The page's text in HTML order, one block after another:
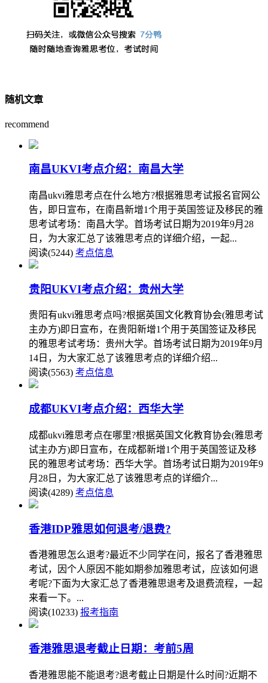
随机文章
recommend
南昌UKVI考点介绍：南昌大学
南昌ukvi雅思考点在什么地方?根据雅思考试报名官网公
告，即日宣布，在南昌新增1个用于英国签证及移民的雅
思考试考场：南昌大学。首场考试日期为2019年9月28
日，为大家汇总了该雅思考点的详细介绍，一起...
阅读(5244) 考点信息
贵阳UKVI考点介绍：贵州大学
贵阳有ukvi雅思考点吗?根据英国文化教育协会(雅思考试
主办方)即日宣布，在贵阳新增1个用于英国签证及移民
的雅思考试考场：贵州大学。首场考试日期为2019年9月
14日，为大家汇总了该雅思考点的详细介绍...
阅读(5563) 考点信息
成都UKVI考点介绍：西华大学
成都ukvi雅思考点在哪里?根据英国文化教育协会(雅思考
试主办方)即日宣布，在成都新增1个用于英国签证及移
民的雅思考试考场：西华大学。首场考试日期为2019年9
月28日，为大家汇总了该雅思考点的详细介...
阅读(4289) 考点信息
香港IDP雅思如何退考/退费?
香港雅思怎么退考?最近不少同学在问，报名了香港雅思
考试，因个人原因不能如期参加雅思考试，应该如何退
考呢?下面为大家汇总了香港雅思退考及退费流程，一起
来看一下。...
阅读(10233) 报考指南
香港雅思退考截止日期：考前5周
香港雅思能不能退考?退考截止日期是什么时间?近期不